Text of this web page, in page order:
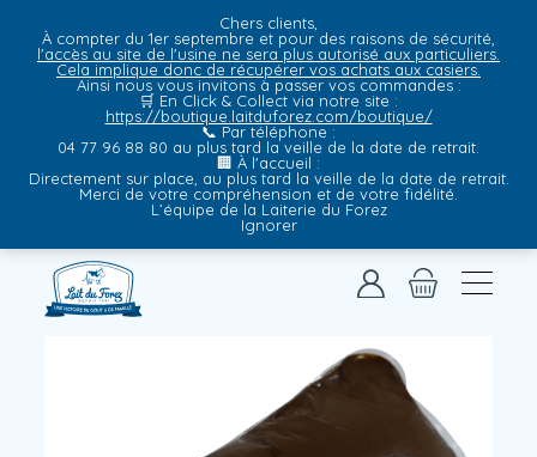
Chers clients,
À compter du 1er septembre et pour des raisons de sécurité,
l'accès au site de l'usine ne sera plus autorisé aux particuliers.
Cela implique donc de récupérer vos achats aux casiers.
Ainsi nous vous invitons à passer vos commandes :
🛒 En Click & Collect via notre site :
https://boutique.laitduforez.com/boutique/
📞 Par téléphone :
04 77 96 88 80 au plus tard la veille de la date de retrait.
🏢 À l'accueil :
Directement sur place, au plus tard la veille de la date de retrait.
Merci de votre compréhension et de votre fidélité.
L’équipe de la Laiterie du Forez
Ignorer